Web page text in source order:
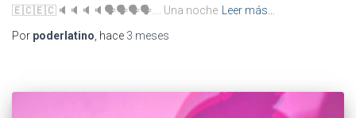
🇪🇨🇪🇨🔈🔈🔈🔈🗣️🗣️🗣️🗣️…. Una noche
Leer más…
Por poderlatino , hace 3 meses